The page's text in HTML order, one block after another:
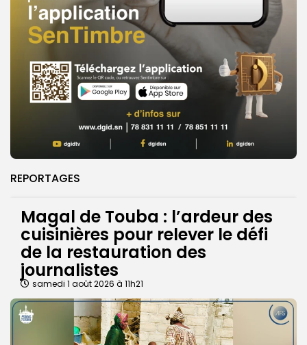
REPORTAGES
Magal de Touba : l’ardeur des
cuisinières pour relever le défi
de la restauration des
journalistes
samedi 1 août 2026 à 11h21